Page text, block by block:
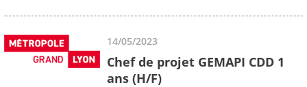
14/05/2023
Chef de projet GEMAPI CDD 1
ans (H/F)